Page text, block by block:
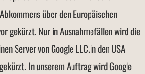
über den Europäischen
gekürzt. Nur in Ausnahmefällen wird die
Server von Google LLC.in den USA
In unserem Auftrag wird Google